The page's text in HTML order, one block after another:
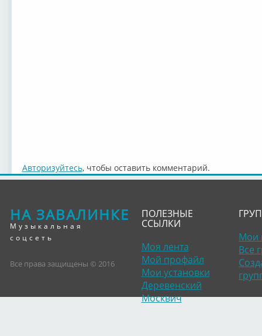
Авторизуйтесь, чтобы оставить комментарий.
НА ЗАВАЛИНКЕ
Музыкальная
соцсеть
Все права защищены © 2016
ПОЛЕЗНЫЕ
ССЫЛКИ
Моя лента
Мой профайл
Мои установки
Деревенский
Москвич
Мои
Все